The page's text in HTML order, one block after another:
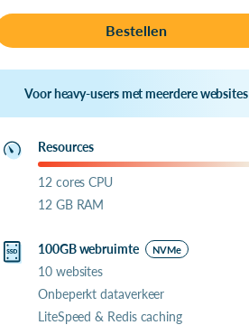
Bestellen
Voor heavy-users met meerdere websites
Resources
12 cores CPU
12 GB RAM
100GB webruimte NVMe
10 websites
Onbeperkt dataverkeer
LiteSpeed & Redis caching